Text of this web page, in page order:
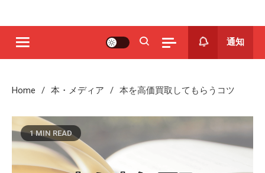
通知
Home 本・メディア 本を高価買取してもらうコツ
1 MIN READ